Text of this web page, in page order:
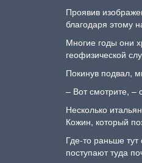
Проявив
благодаря этому
Многие годы они
геофизической
Покинув подвал,
– Вот смотрите, –
Несколько
Кожин, который
Где-то раньше
поступают туда